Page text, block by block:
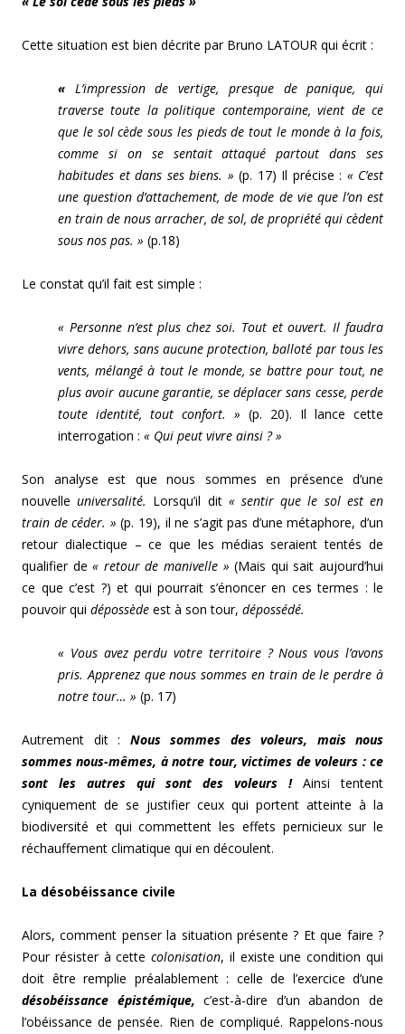
Cette situation est bien décrite par Bruno LATOUR qui écrit :
« L’impression de vertige, presque de panique, qui
traverse toute la politique contemporaine, vient de ce
que le sol cède sous les pieds de tout le monde à la fois,
comme si on se sentait attaqué partout dans ses
habitudes et dans ses biens. » (p. 17) Il précise : « C’est
une question d’attachement, de mode de vie que l’on est
en train de nous arracher, de sol, de propriété qui cèdent
sous nos pas. » (p.18)
Le constat qu’il fait est simple :
« Personne n’est plus chez soi. Tout et ouvert. Il faudra
vivre dehors, sans aucune protection, balloté par tous les
vents, mélangé à tout le monde, se battre pour tout, ne
plus avoir aucune garantie, se déplacer sans cesse, perde
toute identité, tout confort. » (p. 20). Il lance cette
interrogation : « Qui peut vivre ainsi ? »
Son analyse est que nous sommes en présence d’une
nouvelleuniversalité. Lorsqu’il dit « sentir que le sol est en
train de céder. » (p. 19), il ne s’agit pas d’une métaphore, d’un
retour dialectique – ce que les médias seraient tentés de
qualifier de« retour de manivelle » (Mais qui sait aujourd’hui
ce que c’est ?) et qui pourrait s’énoncer en ces termes : le
pouvoir qui dépossède est à son tour, dépossédé.
« Vous avez perdu votre territoire ? Nous vous l’avons
pris. Apprenez que nous sommes en train de le perdre à
notre tour… » (p. 17)
Autrement dit : Nous sommes des voleurs, mais nous
sommes nous-mêmes, à notre tour, victimes de voleurs : ce
sont les autres qui sont des voleurs !Ainsi tentent
cyniquement de se justifier ceux qui portent atteinte à la
biodiversité et qui commettent les effets pernicieux sur le
réchauffement climatique qui en découlent.
La désobéissance civile
Alors, comment penser la situation présente ? Et que faire ?
Pour résister à cettecolonisation, il existe une condition qui
doit être remplie préalablement : celle de l’exercice d’une
désobéissance épistémique,c’est-à-dire d’un abandon de
l’obéissance de pensée. Rien de compliqué. Rappelons-nous